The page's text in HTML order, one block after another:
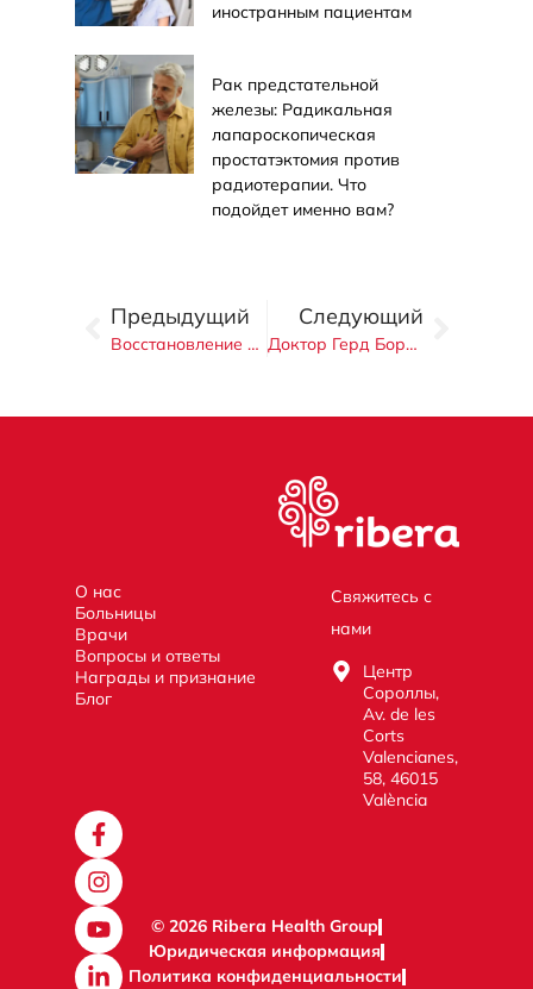
иностранным пациентам
Рак предстательной
железы: Радикальная
лапароскопическая
простатэктомия против
радиотерапии. Что
подойдет именно вам?
Предыдущий
Восстановление после операции по замене тазобедренного сустава: Этапы, ход и ожидаемые результаты
Следующий
Доктор Герд Бордон
О нас
Больницы
Врачи
Вопросы и ответы
Награды и признание
Блог
Свяжитесь с
нами
Центр
Сороллы,
Av. de les
Corts
Valencianes,
58, 46015
València
© 2026 Ribera Health Group
Юридическая информация
Политика конфиденциальности